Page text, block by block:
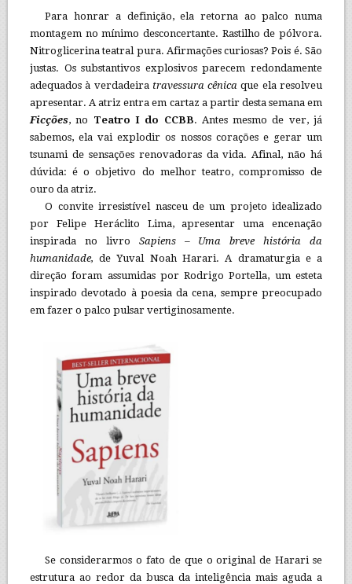
Para honrar a definição, ela retorna ao palco numa
montagem no mínimo desconcertante. Rastilho de pólvora.
Nitroglicerina teatral pura. Afirmações curiosas? Pois é. São
justas. Os substantivos explosivos parecem redondamente
adequados à verdadeira travessura cênica que ela resolveu
apresentar. A atriz entra em cartaz a partir desta semana em
Ficções, no Teatro I do CCBB. Antes mesmo de ver, já
sabemos, ela vai explodir os nossos corações e gerar um
tsunami de sensações renovadoras da vida. Afinal, não há
dúvida: é o objetivo do melhor teatro, compromisso de
ouro da atriz.
O convite irresistível nasceu de um projeto idealizado
por Felipe Heráclito Lima, apresentar uma encenação
inspirada no livro Sapiens – Uma breve história da
humanidade,de Yuval Noah Harari. A dramaturgia e a
direção foram assumidas por Rodrigo Portella, um esteta
inspirado devotado à poesia da cena, sempre preocupado
em fazer o palco pulsar vertiginosamente.
Se considerarmos o fato de que o original de Harari se
estrutura ao redor da busca da inteligência mais aguda a